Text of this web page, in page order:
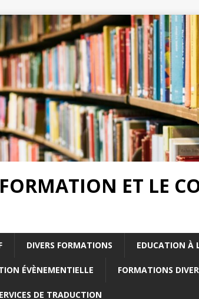
ET LE
DIVERS FORMATIONS EDUCATION À
ÉVÈNEMENTIELLE FORMATIONS
DE TRADUCTION